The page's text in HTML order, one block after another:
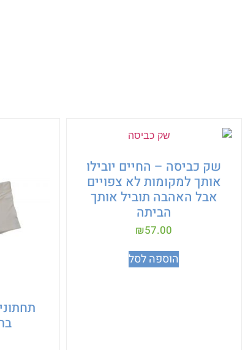
שק כביסה – החיים יובילו
אותך למקומות לא צפויים
אבל האהבה תוביל אותך
הביתה
₪57.00
הוספה לסל